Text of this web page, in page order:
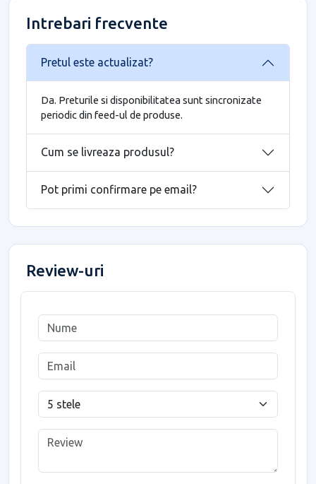
Intrebari frecvente
Pretul este actualizat?
Da. Preturile si disponibilitatea sunt sincronizate
periodic din feed-ul de produse.
Cum se livreaza produsul?
Pot primi confirmare pe email?
Review-uri